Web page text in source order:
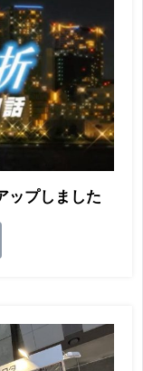
ップしました